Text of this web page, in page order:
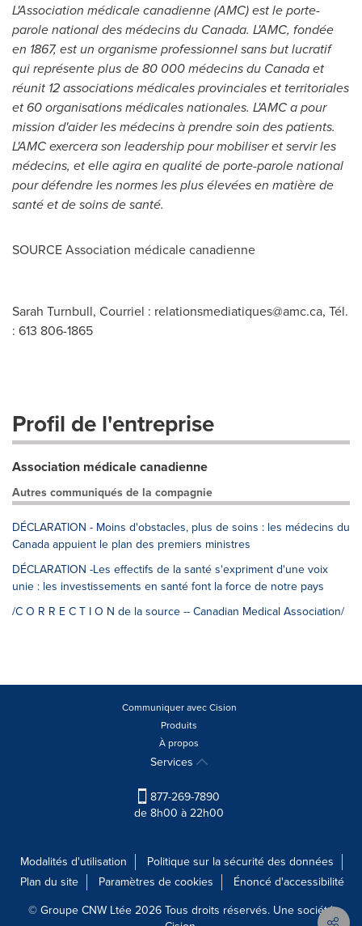
L'Association médicale canadienne (AMC) est le porte-
parole national des médecins du Canada. L'AMC, fondée
en 1867, est un organisme professionnel sans but lucratif
qui représente plus de 80 000 médecins du Canadaet
réunit 12 associations médicales provinciales et territoriales
et 60 organisations médicales nationales. L'AMC a pour
mission d'aider les médecins à prendre soin des patients.
L'AMC exercera son leadership pour mobiliser et servir les
médecins, et elle agira en qualité de porte-parole national
pour défendre les normes les plus élevées en matière de
santé et de soins de santé.
SOURCE Association médicale canadienne
Sarah Turnbull, Courriel : relationsmediatiques@amc.ca, Tél.
: 613 806-1865
Profil de l'entreprise
Association médicale canadienne
Autres communiqués de la compagnie
DÉCLARATION - Moins d'obstacles, plus de soins : les médecins du
Canada appuient le plan des premiers ministres
DÉCLARATION -Les effectifs de la santé s'expriment d'une voix
unie : les investissements en santé font la force de notre pays
/C O R R E C T I O N de la source -- Canadian Medical Association/
Communiquer avec Cision
Produits
À propos
Services
877-269-7890
de 8h00 à 22h00
Modalités d'utilisation
Politique sur la sécurité des données
Plan du site
Paramètres de cookies
Énoncé d'accessibilité
© Groupe CNW Ltée 2026 Tous droits réservés. Une société